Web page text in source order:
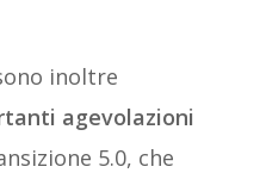
inoltre
agevolazioni
5.0, che